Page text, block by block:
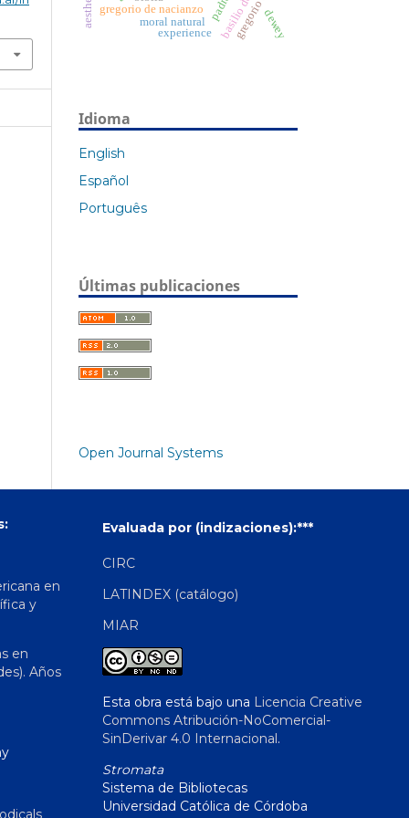
gregorio de nacianzo
moral natural dewey
experience
Idioma
English
Español
Português
Últimas publicaciones
Open Journal Systems
en
y
en
Años
Evaluada por (indizaciones):***
CIRC
LATINDEX (catálogo)
MIAR
Esta obra está bajo una Licencia Creative
Commons Atribución-NoComercial-
SinDerivar 4.0 Internacional.
Stromata
Sistema de Bibliotecas
Universidad Católica de Córdoba